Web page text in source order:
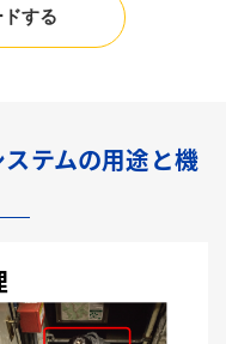
する
テムの用途と機